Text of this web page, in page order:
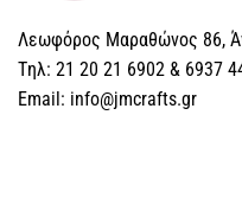
Λεωφόρος Μαραθώνος 86,
Tηλ: 21 20 21 6902 & 6937
Email: info@jmcrafts.gr